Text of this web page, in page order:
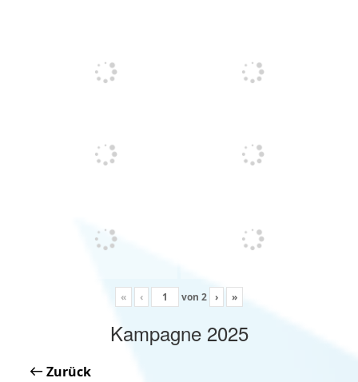
« ‹ von 2 › »
Kampagne 2025
Zurück